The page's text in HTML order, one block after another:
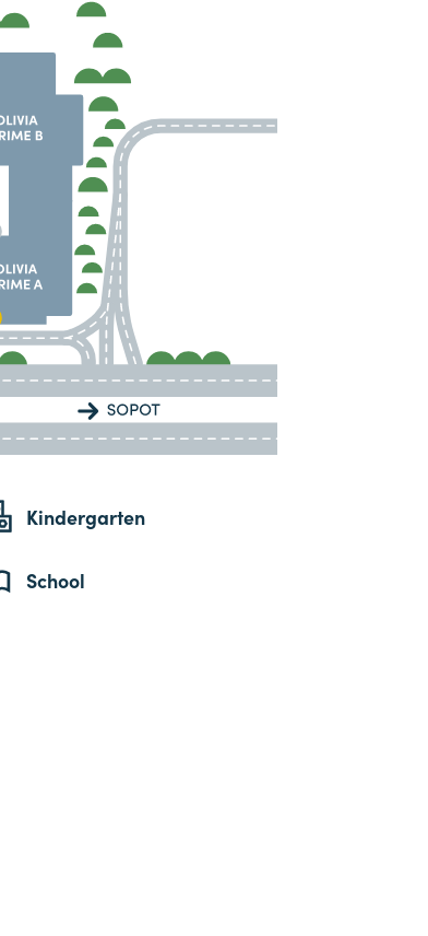
Kindergarten
School